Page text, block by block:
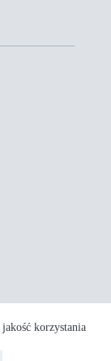
korzystania